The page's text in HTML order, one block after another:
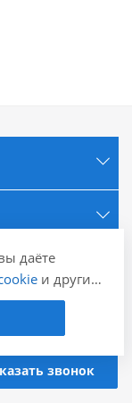
звонок
даёте
и других
адрес,
действиях